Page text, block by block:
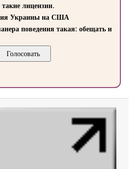
лицензии.
Украины на США
поведения такая: обещать и